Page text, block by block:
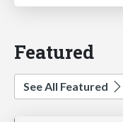
Featured
See All Featured